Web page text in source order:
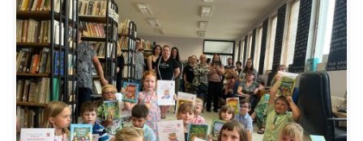
E-KNIHY DO KAŽDÉ KNIHOVNY
GRANTY A DOTACE
MOBILNÍ APLIKACE